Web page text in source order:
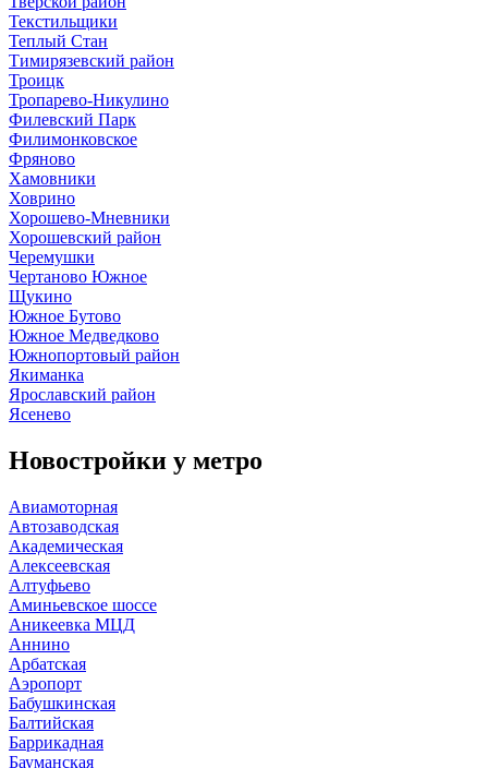
Текстильщики
Теплый Стан
Тимирязевский район
Троицк
Тропарево-Никулино
Филевский Парк
Филимонковское
Фряново
Хамовники
Ховрино
Хорошево-Мневники
Хорошевский район
Черемушки
Чертаново Южное
Щукино
Южное Бутово
Южное Медведково
Южнопортовый район
Якиманка
Ярославский район
Ясенево
Новостройки у метро
Авиамоторная
Автозаводская
Академическая
Алексеевская
Алтуфьево
Аминьевское шоссе
Аникеевка МЦД
Аннино
Арбатская
Аэропорт
Бабушкинская
Балтийская
Баррикадная
Бауманская